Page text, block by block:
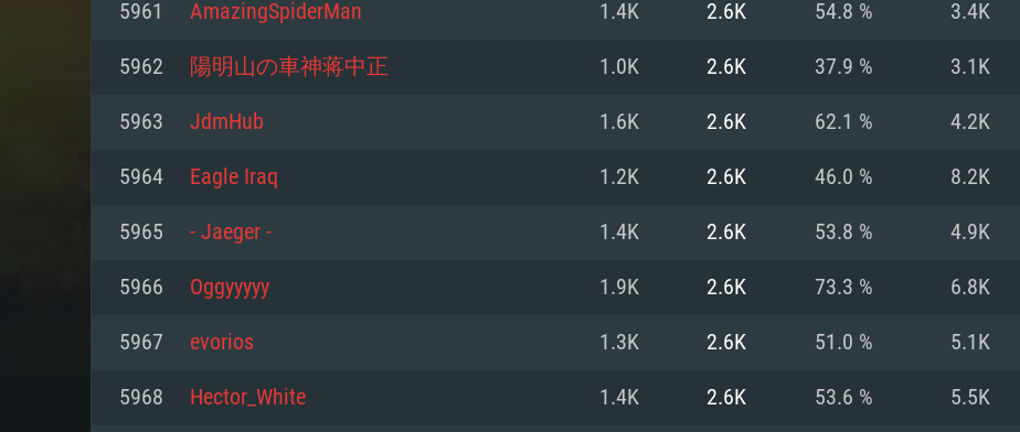
CONFIGURATION SYSTÈME
5961 AmazingSpiderMan 1.4K 2.6K 54.8 % 3.4K
5962 陽明山の車神蒋中正 1.0K 2.6K 37.9 % 3.1K
5963 JdmHub 1.6K 2.6K 62.1 % 4.2K
5964 Eagle Iraq 1.2K 2.6K 46.0 % 8.2K
5965 - Jaeger - 1.4K 2.6K 53.8 % 4.9K
5966 Oggyyyyy 1.9K 2.6K 73.3 % 6.8K
5967 evorios 1.3K 2.6K 51.0 % 5.1K
5968 Hector_White 1.4K 2.6K 53.6 % 5.5K